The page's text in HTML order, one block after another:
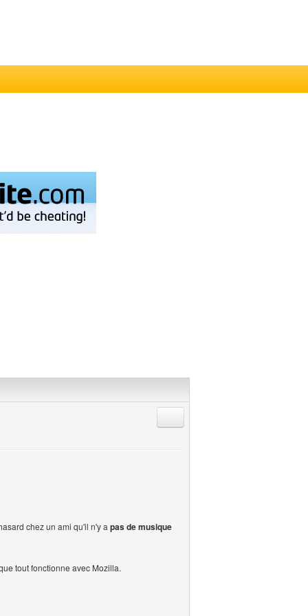
chez un ami qu'il n'y a pas de musique
tout fonctionne avec Mozilla.